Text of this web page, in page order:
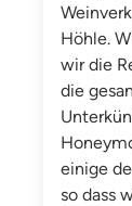
Höhle.
wir die
die
einige
so dass